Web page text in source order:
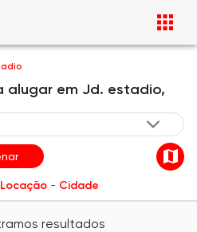
alugar em Jd. estadio,
Locação - Cidade
resultados